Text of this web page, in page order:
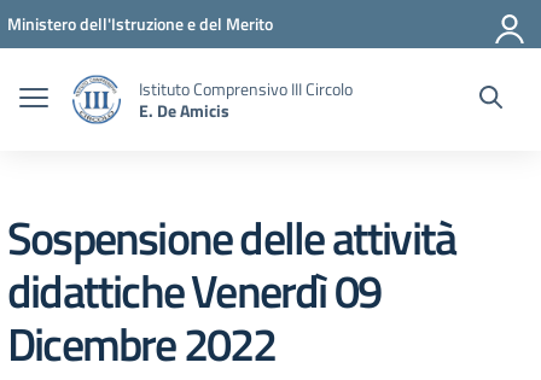
Vai ai contenuti
Vai al menu di navigazione
Vai al footer
Ministero dell'Istruzione e del Merito
Istituto Comprensivo III Circolo
E. De Amicis
Sospensione delle attività
didattiche Venerdì 09
Dicembre 2022